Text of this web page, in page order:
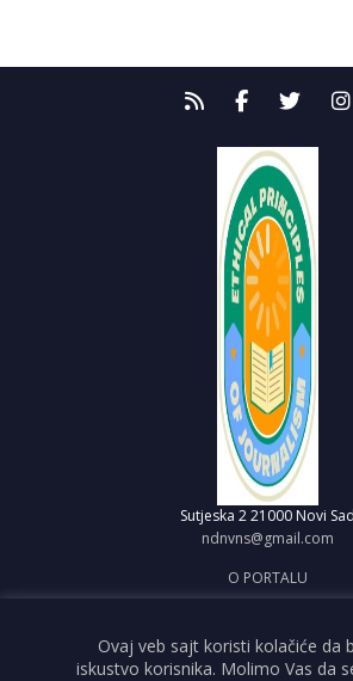
Sutjeska 2 21000 Novi Sad
ndnvns@gmail.com
O PORTALU
OBJAVI VEST
USLOVI KORIŠĆENJA
Ovaj veb sajt koristi kolačiće da
iskustvo korisnika. Molimo Vas da